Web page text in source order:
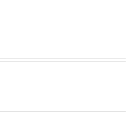
॥
॥
भागेला ॥